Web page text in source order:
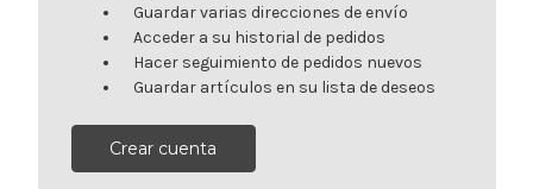
Guardar varias direcciones de envío
Acceder a su historial de pedidos
Hacer seguimiento de pedidos nuevos
Guardar artículos en su lista de deseos
Crear cuenta